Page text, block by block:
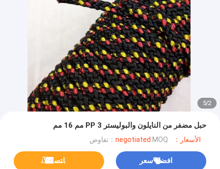
2
/
5
حبل مضفر من النايلون والبوليستر PP 3 مم 16 مم
الأسعار：negotiated MOQ：تفاوض
افضل سعر ﺎﺘﺼﻟ ﺍﻶﻧ